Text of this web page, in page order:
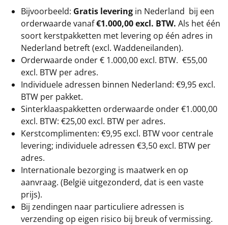
Bijvoorbeeld: Gratis levering in Nederland bij een
orderwaarde vanaf€1.000,00 excl. BTW. Als het één
soort kerstpakketten met levering op één adres in
Nederland betreft (excl. Waddeneilanden).
Orderwaarde onder € 1.000,00 excl. BTW. €55,00
excl. BTW per adres.
Individuele adressen binnen Nederland: €9,95 excl.
BTW per pakket.
Sinterklaaspakketten orderwaarde onder €1.000,00
excl. BTW: €25,00 excl. BTW per adres.
Kerstcomplimenten: €9,95 excl. BTW voor centrale
levering; individuele adressen €3,50 excl. BTW per
adres.
Internationale bezorging is maatwerk en op
aanvraag. (België uitgezonderd, dat is een vaste
prijs).
Bij zendingen naar particuliere adressen is
verzending op eigen risico bij breuk of vermissing.